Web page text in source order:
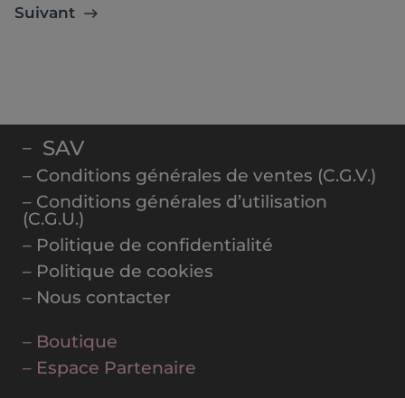
Suivant
– SAV
– Conditions générales de ventes (C.G.V.)
– Conditions générales d’utilisation
(C.G.U.)
– Politique de confidentialité
– Politique de cookies
– Nous contacter
– Boutique
– Espace Partenaire